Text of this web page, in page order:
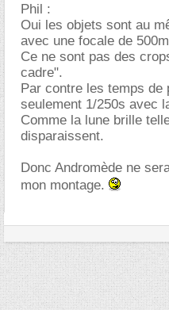
Phil :
Oui les objets sont au
avec une focale de
Ce ne sont pas des
cadre".
Par contre les temps
seulement 1/250s avec
Comme la lune brille
disparaissent.
Donc Andromède ne
mon montage.